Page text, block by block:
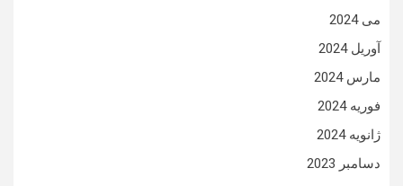
می 2024
آوریل 2024
مارس 2024
فوریه 2024
ژانویه 2024
دسامبر 2023